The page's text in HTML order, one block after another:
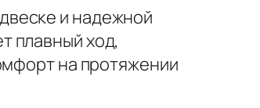
и надежной
плавный ход,
на протяжении